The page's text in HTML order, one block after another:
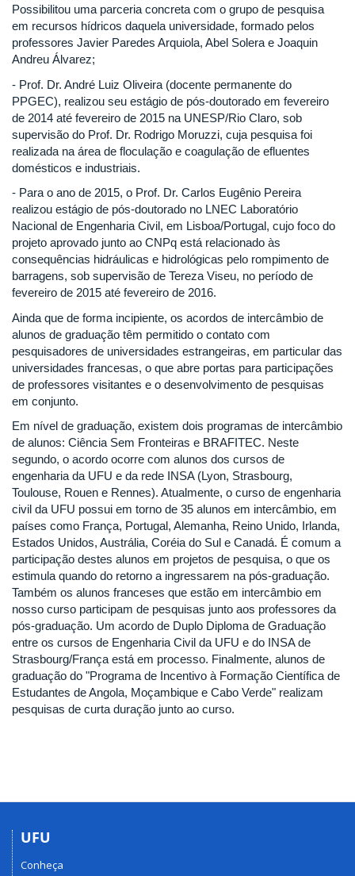
Possibilitou uma parceria concreta com o grupo de pesquisa
em recursos hídricos daquela universidade, formado pelos
professores Javier Paredes Arquiola, Abel Solera e Joaquin
Andreu Álvarez;
- Prof. Dr. André Luiz Oliveira (docente permanente do
PPGEC), realizou seu estágio de pós-doutorado em fevereiro
de 2014 até fevereiro de 2015 na UNESP/Rio Claro, sob
supervisão do Prof. Dr. Rodrigo Moruzzi, cuja pesquisa foi
realizada na área de floculação e coagulação de efluentes
domésticos e industriais.
- Para o ano de 2015, o Prof. Dr. Carlos Eugênio Pereira
realizou estágio de pós-doutorado no LNEC Laboratório
Nacional de Engenharia Civil, em Lisboa/Portugal, cujo foco do
projeto aprovado junto ao CNPq está relacionado às
consequências hidráulicas e hidrológicas pelo rompimento de
barragens, sob supervisão de Tereza Viseu, no período de
fevereiro de 2015 até fevereiro de 2016.
Ainda que de forma incipiente, os acordos de intercâmbio de
alunos de graduação têm permitido o contato com
pesquisadores de universidades estrangeiras, em particular das
universidades francesas, o que abre portas para participações
de professores visitantes e o desenvolvimento de pesquisas
em conjunto.
Em nível de graduação, existem dois programas de intercâmbio
de alunos: Ciência Sem Fronteiras e BRAFITEC. Neste
segundo, o acordo ocorre com alunos dos cursos de
engenharia da UFU e da rede INSA (Lyon, Strasbourg,
Toulouse, Rouen e Rennes). Atualmente, o curso de engenharia
civil da UFU possui em torno de 35 alunos em intercâmbio, em
países como França, Portugal, Alemanha, Reino Unido, Irlanda,
Estados Unidos, Austrália, Coréia do Sul e Canadá. É comum a
participação destes alunos em projetos de pesquisa, o que os
estimula quando do retorno a ingressarem na pós-graduação.
Também os alunos franceses que estão em intercâmbio em
nosso curso participam de pesquisas junto aos professores da
pós-graduação. Um acordo de Duplo Diploma de Graduação
entre os cursos de Engenharia Civil da UFU e do INSA de
Strasbourg/França está em processo. Finalmente, alunos de
graduação do "Programa de Incentivo à Formação Científica de
Estudantes de Angola, Moçambique e Cabo Verde" realizam
pesquisas de curta duração junto ao curso.
UFU
Conheça